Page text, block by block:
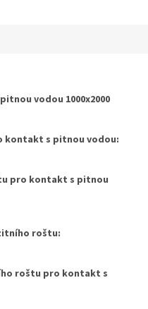
vodou 1000x2000
s pitnou vodou:
pro kontakt s pitnou
roštu:
roštu pro kontakt s